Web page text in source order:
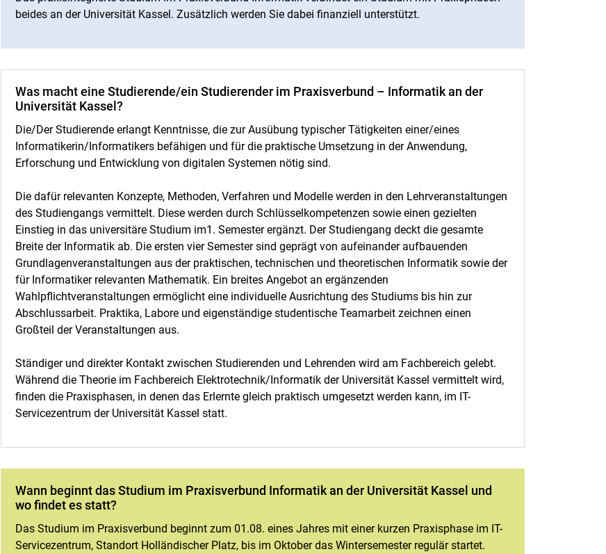
beides an der Universität Kassel. Zusätzlich werden Sie dabei finanziell unterstützt.
Was macht eine Studierende/ein Studierender im Praxisverbund – Informatik an der
Universität Kassel?
Die/Der Studierende erlangt Kenntnisse, die zur Ausübung typischer Tätigkeiten einer/eines
Informatikerin/Informatikers befähigen und für die praktische Umsetzung in der Anwendung,
Erforschung und Entwicklung von digitalen Systemen nötig sind.
Die dafür relevanten Konzepte, Methoden, Verfahren und Modelle werden in den Lehrveranstaltungen
des Studiengangs vermittelt. Diese werden durch Schlüsselkompetenzen sowie einen gezielten
Einstieg in das universitäre Studium im1. Semester ergänzt. Der Studiengang deckt die gesamte
Breite der Informatik ab. Die ersten vier Semester sind geprägt von aufeinander aufbauenden
Grundlagenveranstaltungen aus der praktischen, technischen und theoretischen Informatik sowie der
für Informatiker relevanten Mathematik. Ein breites Angebot an ergänzenden
Wahlpflichtveranstaltungen ermöglicht eine individuelle Ausrichtung des Studiums bis hin zur
Abschlussarbeit. Praktika, Labore und eigenständige studentische Teamarbeit zeichnen einen
Großteil der Veranstaltungen aus.
Ständiger und direkter Kontakt zwischen Studierenden und Lehrenden wird am Fachbereich gelebt.
Während die Theorie im Fachbereich Elektrotechnik/Informatik der Universität Kassel vermittelt wird,
finden die Praxisphasen, in denen das Erlernte gleich praktisch umgesetzt werden kann, im IT-
Servicezentrum der Universität Kassel statt.
Wann beginnt das Studium im Praxisverbund Informatik an der Universität Kassel und
wo findet es statt?
Das Studium im Praxisverbund beginnt zum 01.08. eines Jahres mit einer kurzen Praxisphase im IT-
Servicezentrum, Standort Holländischer Platz, bis im Oktober das Wintersemester regulär startet.